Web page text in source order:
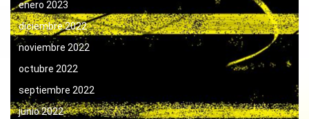
enero 2023
diciembre 2022
noviembre 2022
octubre 2022
septiembre 2022
junio 2022